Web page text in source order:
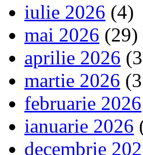
iulie 2026 (4)
mai 2026 (29)
aprilie 2026
martie 2026
februarie 2026
ianuarie 2026
decembrie